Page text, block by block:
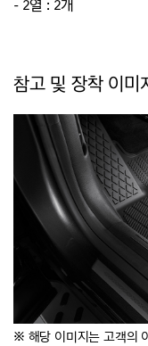
- 2열 : 2개
참고 및 장착 이미
※ 해당 이미지는 고객의